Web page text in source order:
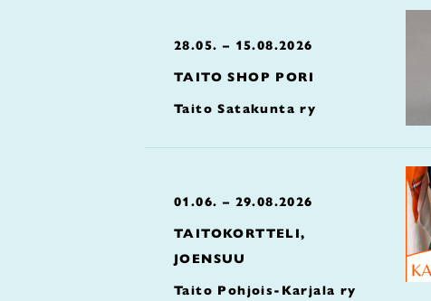
28.05. – 15.08.2026
TAITO SHOP PORI
Taito Satakunta ry
01.06. – 29.08.2026
TAITOKORTTELI,
JOENSUU
Taito Pohjois-Karjala ry